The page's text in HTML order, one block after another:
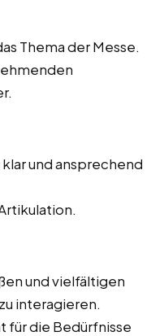
Thema der Messe.
und ansprechend
und vielfältigen
interagieren.
für die Bedürfnisse